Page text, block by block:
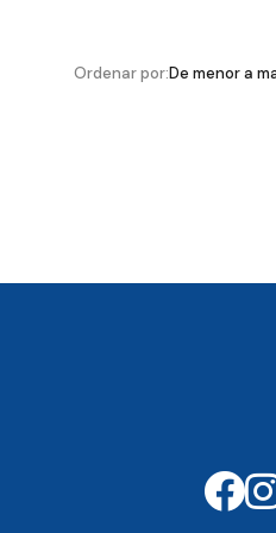
Ordenar por:De menor a